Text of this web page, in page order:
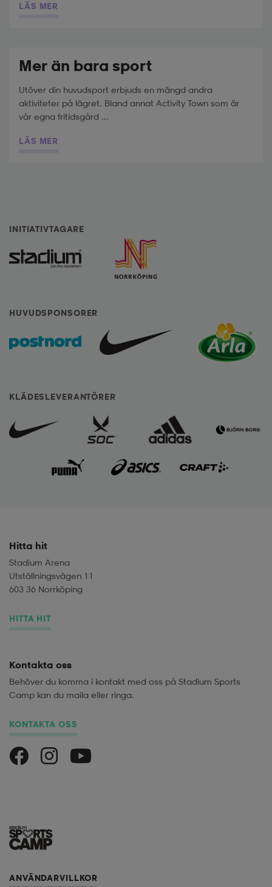
LÄS MER
Mer än bara sport
Utöver din huvudsport erbjuds en mängd andra
aktiviteter på lägret. Bland annat Activity Town som är
vår egna fritidsgård ...
LÄS MER
INITIATIVTAGARE
HUVUDSPONSORER
KLÄDESLEVERANTÖRER
Hitta hit
Stadium Arena
Utställningsvägen 11
603 36 Norrköping
HITTA HIT
Kontakta oss
Behöver du komma i kontakt med oss på Stadium Sports
Camp kan du maila eller ringa.
KONTAKTA OSS
Stadium Sports Camp på Facebook
Stadium Sports Camp på Instagram
ANVÄNDARVILLKOR